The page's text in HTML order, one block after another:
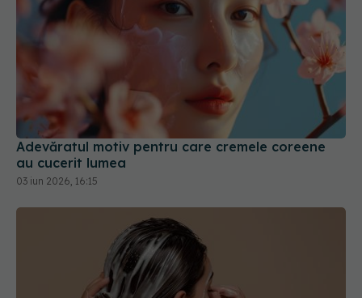
Adevăratul motiv pentru care cremele coreene
au cucerit lumea
03 iun 2026, 16:15